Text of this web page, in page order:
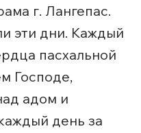
г. Лангепас.
эти дни. Каждый
пасхальной
Господе,
адом и
день за